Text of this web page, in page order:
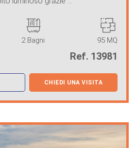
2 Bagni 95 MQ
Ref. 13981
CHIEDI UNA VISITA